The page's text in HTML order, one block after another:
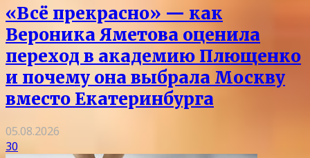
«Всё прекрасно» — как
Вероника Яметова оценила
переход в академию Плющенко
и почему она выбрала Москву
вместо Екатеринбурга
05.08.2026
30